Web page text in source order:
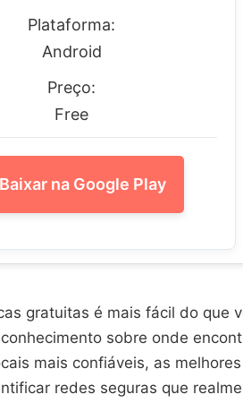
Plataforma:
Android
Preço:
Free
Baixar na Google Play
gratuitas é mais fácil do que
sobre onde
mais confiáveis, as
redes seguras que